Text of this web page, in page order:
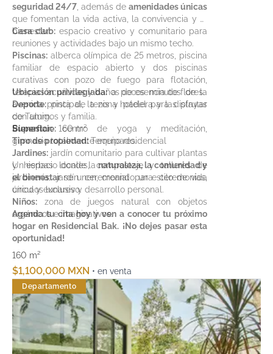
seguridad 24/7 , además de amenidades únicas
que fomentan la vida activa, la convivencia y el
bienestar:
Casa club: espacio creativo y comunitario para
reuniones y actividades bajo un mismo techo.
Piscinas: alberca olímpica de 25 metros, piscina
familiar de espacio abierto y dos piscinas
curativas con pozo de fuego para flotación,
terapias acuáticas y baños de esencia de flores.
Deporte:pista de tenis y pádel para disfrutar
con amigos y familia.
Bienestar:centro de yoga y meditación,
gimnasio totalmente equipado.
Jardines: jardín comunitario para cultivar plantas
y hierbas locales, compostaje y talleres de
jardinería; jardín ceremonial para ceremonias,
círculos lunares y desarrollo personal.
Niños: zona de juegos natural con objetos
orgánicos e imaginativos.
Ubicación privilegiada:a pocos minutos de la
avenida principal, la zona hotelera y las playas
de Tulum.
Superficie: 160 m²
Tipo de propiedad:Terreno residencial
Un espacio donde lanaturaleza, la comunidad y
el bienestarse unen, creando un estilo de vida
único y exclusivo.
Agenda tu cita hoy y ven a conocer tu próximo
hogar en Residencial Bak. ¡No dejes pasar esta
oportunidad!
160 m²
$1,100,000 MXN • en venta
Departamento